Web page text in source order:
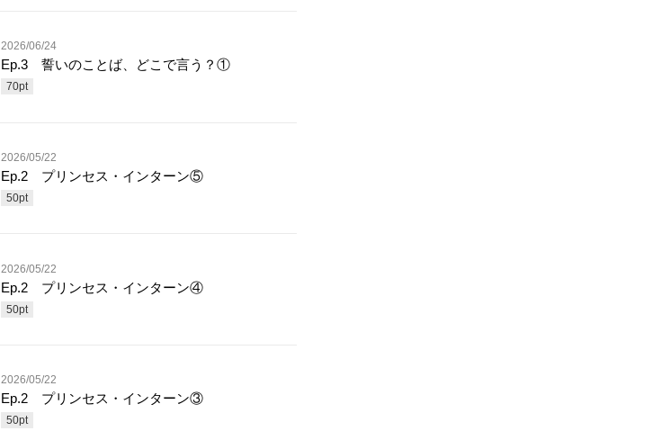
2026/06/24
Ep.3 誓いのことば、どこで言う？①
70pt
2026/05/22
Ep.2 プリンセス・インターン⑤
50pt
2026/05/22
Ep.2 プリンセス・インターン④
50pt
2026/05/22
Ep.2 プリンセス・インターン③
50pt